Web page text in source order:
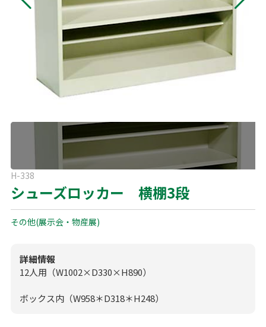
よくある質問
プライバシーポリシー
見積リスト
板付店 092-589-0170
受付時間: 8:30〜17:00（平日）
※最終受付16:30まで
甘木店 0946-24-7622
※最終受付16:30まで
展示会用品 神事・セレモニー用品
模擬店用品
アミューズメント
パーティー用品
映像・音響機器
スポーツ その他
シューズロッカー 横棚3段
H-338
その他(展示会・物産展)
詳細情報
12人用（W1002×D330×H890）
ボックス内（W958＊D318＊H248）